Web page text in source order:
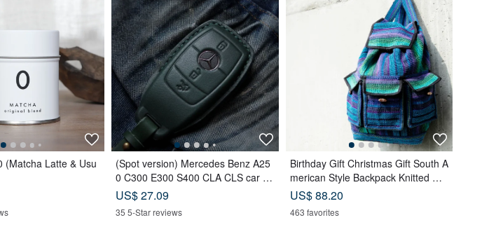
(Matcha Latte & Usu
(Spot version) Mercedes Benz A25
0 C300 E300 S400 CLA CLS car ke
y leather case
US$ 27.09
35 5-Star reviews
Birthday Gift Christmas Gift South A
merican Style Backpack Knitted Ha
ndbag Backpack-Magic Teal
US$ 88.20
463 favorites